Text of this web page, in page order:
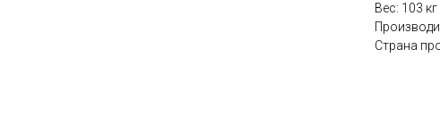
Вес: 103 кг
Страна